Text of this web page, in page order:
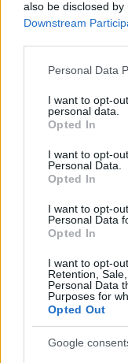
also be disclosed
Downstream
Please note that
not limited to your
grant or deny
use your data for
consent section.
Personal Data
I want to opt-
personal data.
Opted In
I want to opt-
Personal Data.
Opted In
I want to opt-
Personal Data
Opted In
I want to opt-
Retention,
Personal Data
Purposes for
Opted Out
Google
Novità che avrebbe
una probabile
Pronti per vedere
2watch · 18 Lug 2022
ESPORTS
Morto Kazuki
storico Yu-Gi-
Lutto per il mondo